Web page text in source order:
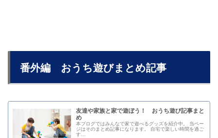
番外編 おうち遊びまとめ記事
友達や家族と家で遊ぼう！ おうち遊び記事まと
め
本ブログではみんなで家で遊べるグッズを紹介中。 当ペー
ジはそのまとめ記事になります。 自宅で楽しい時間を過ご
す…